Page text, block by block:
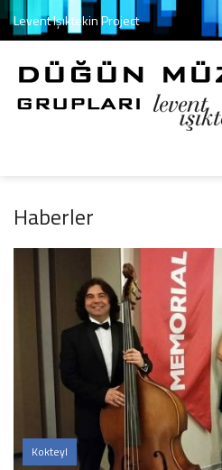
Levent Işıktekin Project
Haberler
Kokteyl